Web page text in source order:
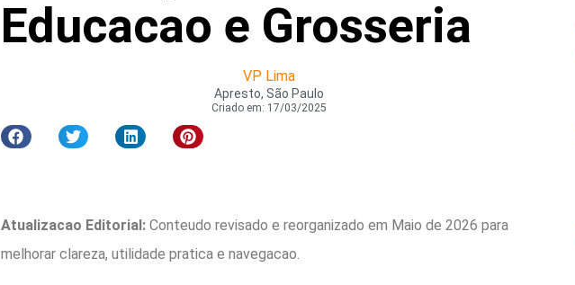
Educacao e Grosseria
VP Lima
Apresto, São Paulo
Criado em: 17/03/2025
Atualizacao Editorial:Conteudo revisado e reorganizado em Maio de 2026 para
melhorar clareza, utilidade pratica e navegacao.